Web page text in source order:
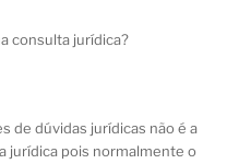
consulta jurídica?
de dúvidas jurídicas não é a
jurídica pois normalmente o